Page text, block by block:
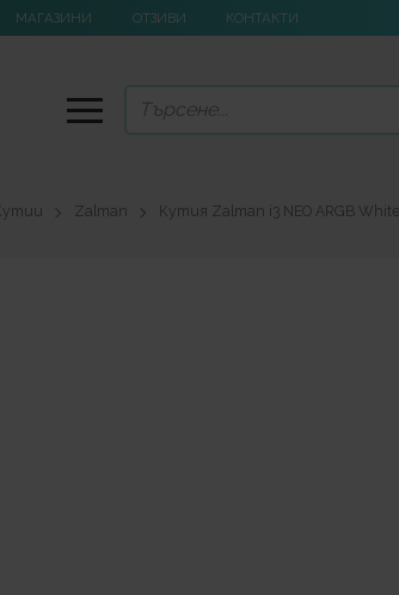
МАГАЗИНИ ОТЗИВИ КОНТАКТИ
Zalman Кутия Zalman i3 NEO ARGB